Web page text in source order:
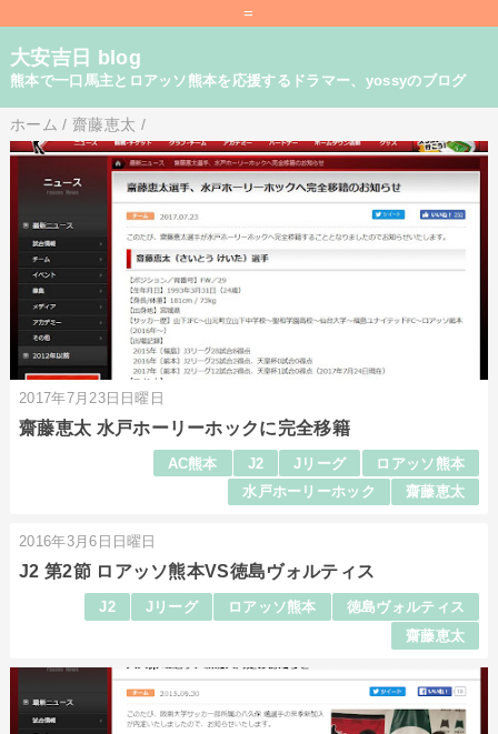
=
大安吉日 blog
熊本で一口馬主とロアッソ熊本を応援するドラマー、yossyのブログ
ホーム / 齋藤恵太 /
2017年7月23日日曜日
齋藤恵太 水戸ホーリーホックに完全移籍
AC熊本 J2 Jリーグ
ロアッソ熊本
水戸ホーリーホック
齋藤恵太
2016年3月6日日曜日
J2 第2節 ロアッソ熊本VS徳島ヴォルティス
J2 Jリーグ ロアッソ熊本
徳島ヴォルティス
齋藤恵太